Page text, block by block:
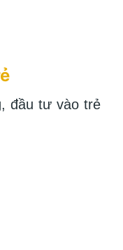
đầu tư vào trẻ